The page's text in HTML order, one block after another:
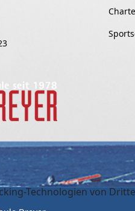
Technologien von